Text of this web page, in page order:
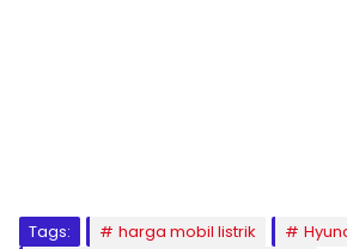
Tags: harga mobil listrik